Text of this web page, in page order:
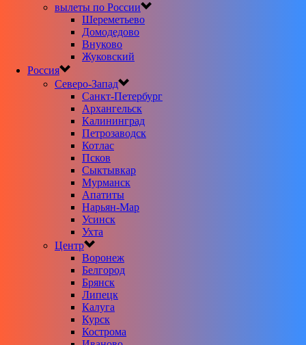
вылеты по России
Шереметьево
Домодедово
Внуково
Жуковский
Россия
Северо-Запад
Санкт-Петербург
Архангельск
Калининград
Петрозаводск
Котлас
Псков
Сыктывкар
Мурманск
Апатиты
Нарьян-Мар
Усинск
Ухта
Центр
Воронеж
Белгород
Брянск
Липецк
Калуга
Курск
Кострома